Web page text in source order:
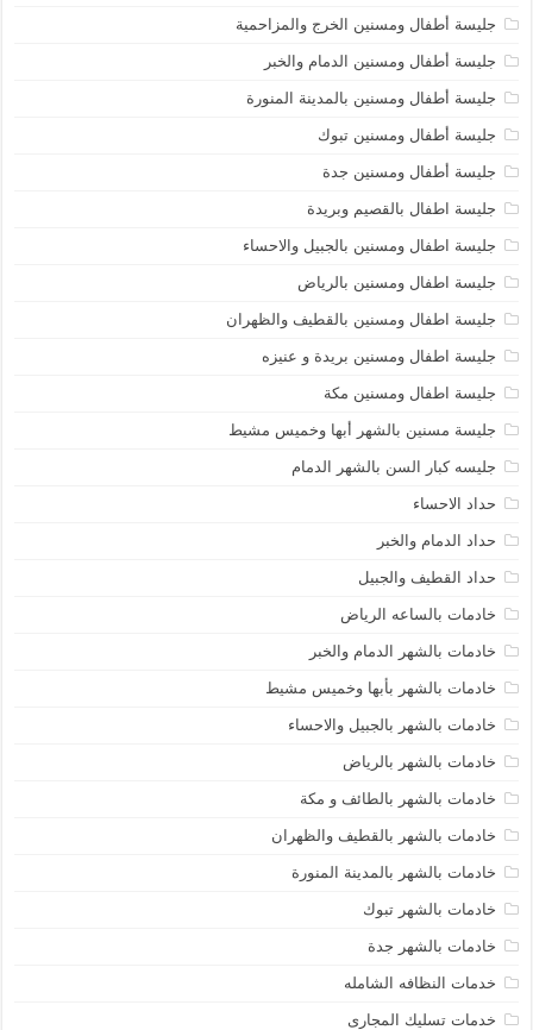
جليسة أطفال ومسنين الخرج والمزاحمية
جليسة أطفال ومسنين الدمام والخبر
جليسة أطفال ومسنين بالمدينة المنورة
جليسة أطفال ومسنين تبوك
جليسة أطفال ومسنين جدة
جليسة اطفال بالقصيم وبريدة
جليسة اطفال ومسنين بالجبيل والاحساء
جليسة اطفال ومسنين بالرياض
جليسة اطفال ومسنين بالقطيف والظهران
جليسة اطفال ومسنين بريدة و عنيزه
جليسة اطفال ومسنين مكة
جليسة مسنين بالشهر أبها وخميس مشيط
جليسه كبار السن بالشهر الدمام
حداد الاحساء
حداد الدمام والخبر
حداد القطيف والجبيل
خادمات بالساعه الرياض
خادمات بالشهر الدمام والخبر
خادمات بالشهر بأبها وخميس مشيط
خادمات بالشهر بالجبيل والاحساء
خادمات بالشهر بالرياض
خادمات بالشهر بالطائف و مكة
خادمات بالشهر بالقطيف والظهران
خادمات بالشهر بالمدينة المنورة
خادمات بالشهر تبوك
خادمات بالشهر جدة
خدمات النظافه الشامله
خدمات تسليك المجارى